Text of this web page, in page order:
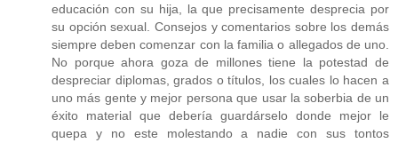
educación con su hija, la que precisamente desprecia por
su opción sexual. Consejos y comentarios sobre los demás
siempre deben comenzar con la familia o allegados de uno.
No porque ahora goza de millones tiene la potestad de
despreciar diplomas, grados o títulos, los cuales lo hacen a
uno más gente y mejor persona que usar la soberbia de un
éxito material que debería guardárselo donde mejor le
quepa y no este molestando a nadie con sus tontos